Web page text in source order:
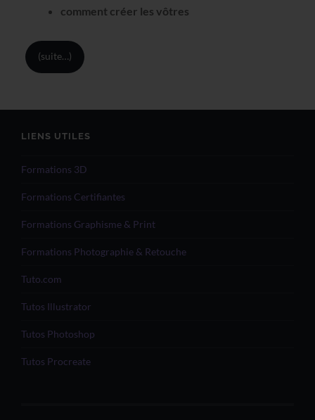
comment créer les vôtres
(suite…)
LIENS UTILES
Formations 3D
Formations Certifiantes
Formations Graphisme & Print
Formations Photographie & Retouche
Tuto.com
Tutos Illustrator
Tutos Photoshop
Tutos Procreate